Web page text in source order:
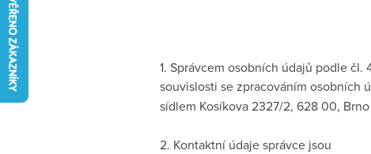
1. Správcem osobních údajů podle čl.
souvislosti se zpracováním osobních
sídlem Kosíkova 2327/2, 628 00,
2. Kontaktní údaje správce jsou